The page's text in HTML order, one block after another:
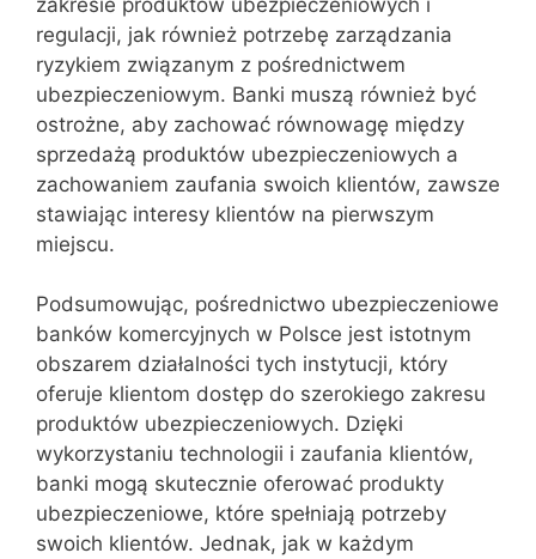
regulacji, jak również potrzebę zarządzania
ryzykiem związanym z pośrednictwem
ubezpieczeniowym. Banki muszą również być
ostrożne, aby zachować równowagę między
sprzedażą produktów ubezpieczeniowych a
zachowaniem zaufania swoich klientów, zawsze
stawiając interesy klientów na pierwszym
miejscu.
Podsumowując, pośrednictwo ubezpieczeniowe
banków komercyjnych w Polsce jest istotnym
obszarem działalności tych instytucji, który
oferuje klientom dostęp do szerokiego zakresu
produktów ubezpieczeniowych. Dzięki
wykorzystaniu technologii i zaufania klientów,
banki mogą skutecznie oferować produkty
ubezpieczeniowe, które spełniają potrzeby
swoich klientów. Jednak, jak w każdym